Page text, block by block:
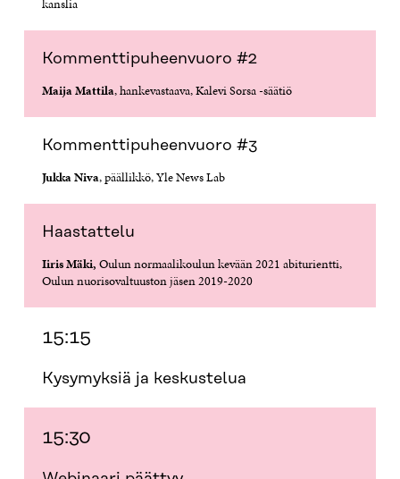
kanslia
Kommenttipuheenvuoro #2
Maija Mattila, hankevastaava, Kalevi Sorsa -säätiö
Kommenttipuheenvuoro #3
Jukka Niva, päällikkö, Yle News Lab
Haastattelu
Iiris Mäki, Oulun normaalikoulun kevään 2021 abiturientti,
Oulun nuorisovaltuuston jäsen 2019-2020
15:15
Kysymyksiä ja keskustelua
15:30